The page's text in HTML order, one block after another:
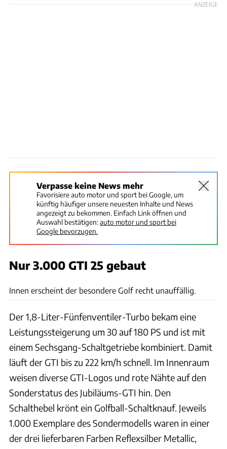
ANZEIGE
Verpasse keine News mehr
Favorisiere auto motor und sport bei Google, um
künftig häufiger unsere neuesten Inhalte und News
angezeigt zu bekommen. Einfach Link öffnen und
Auswahl bestätigen:auto motor und sport bei
Google bevorzugen.
Nur 3.000 GTI 25 gebaut
Innen erscheint der besondere Golf recht unauffällig.
Der 1,8-Liter-Fünfenventiler-Turbo bekam eine
Leistungssteigerung um 30 auf 180 PS und ist mit
einem Sechsgang-Schaltgetriebe kombiniert. Damit
läuft der GTI bis zu 222 km/h schnell. Im Innenraum
weisen diverse GTI-Logos und rote Nähte auf den
Sonderstatus des Jubiläums-GTI hin. Den
Schalthebel krönt ein Golfball-Schaltknauf. Jeweils
1.000 Exemplare des Sondermodells waren in einer
der drei lieferbaren Farben Reflexsilber Metallic,